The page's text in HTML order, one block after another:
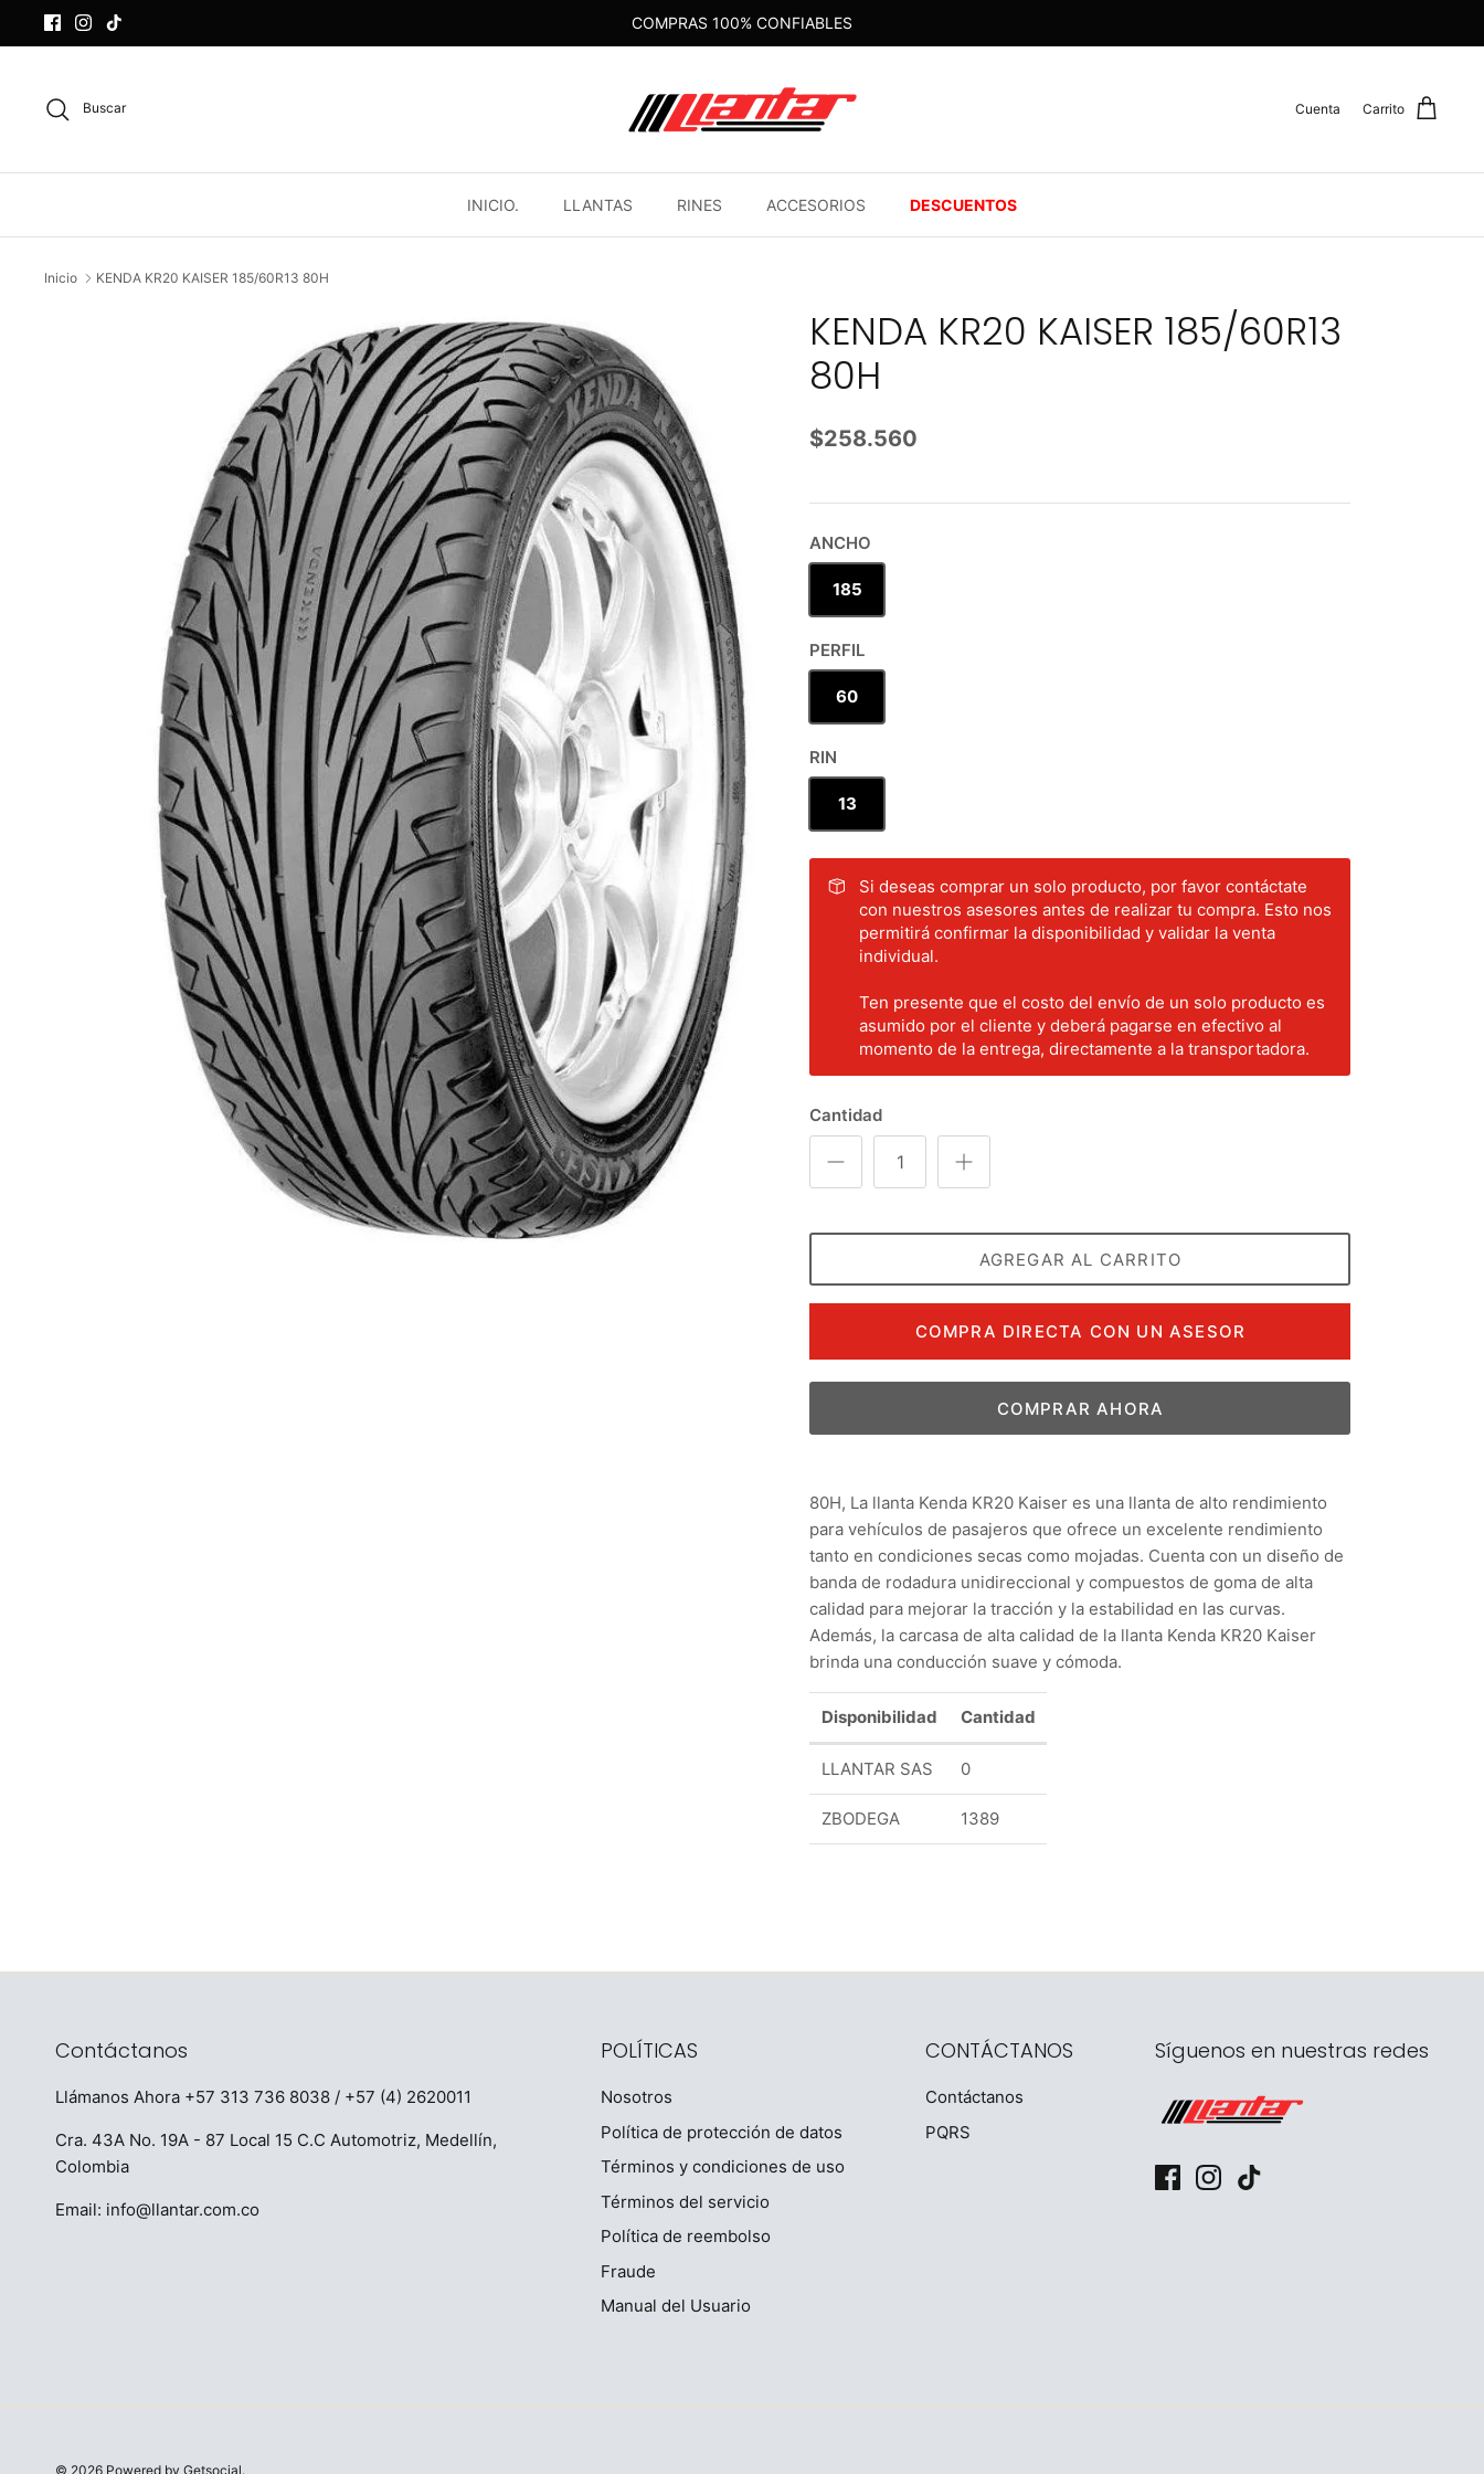
COMPRAS 100% CONFIABLES
Buscar Cuenta Carrito
INICIO. LLANTAS RINES ACCESORIOS DESCUENTOS
Inicio KENDA KR20 KAISER 185/60R13 80H
KENDA KR20 KAISER 185/60R13
80H
$258.560
ANCHO
185
PERFIL
60
RIN
13
Si deseas comprar un solo producto, por favor contáctate
con nuestros asesores antes de realizar tu compra. Esto nos
permitirá confirmar la disponibilidad y validar la venta
individual.
Ten presente que el costo del envío de un solo producto es
asumido por el cliente y deberá pagarse en efectivo al
momento de la entrega, directamente a la transportadora.
Cantidad
AGREGAR AL CARRITO
COMPRA DIRECTA CON UN ASESOR
COMPRAR AHORA
80H, La llanta Kenda KR20 Kaiser es una llanta de alto rendimiento
para vehículos de pasajeros que ofrece un excelente rendimiento
tanto en condiciones secas como mojadas. Cuenta con un diseño de
banda de rodadura unidireccional y compuestos de goma de alta
calidad para mejorar la tracción y la estabilidad en las curvas.
Además, la carcasa de alta calidad de la llanta Kenda KR20 Kaiser
brinda una conducción suave y cómoda.
Disponibilidad Cantidad
LLANTAR SAS 0
ZBODEGA 1389
Contáctanos
Llámanos Ahora +57 313 736 8038 / +57 (4) 2620011
Cra. 43A No. 19A - 87 Local 15 C.C Automotriz, Medellín,
Colombia
Email: info@llantar.com.co
POLÍTICAS
Nosotros
Política de protección de datos
Términos y condiciones de uso
Términos del servicio
Política de reembolso
Fraude
Manual del Usuario
CONTÁCTANOS
Contáctanos
PQRS
Síguenos en nuestras redes
© 2026 Powered by Getsocial.